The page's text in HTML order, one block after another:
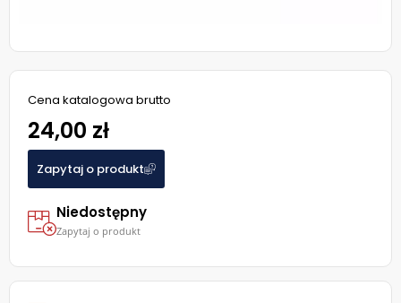
Cena katalogowa brutto
24,00 zł
Zapytaj o produkt
Niedostępny
Zapytaj o produkt